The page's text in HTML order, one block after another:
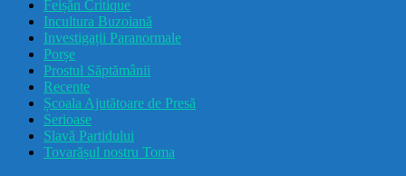
Feișăn Critique
Incultura Buzoiană
Investigații Paranormale
Porșe
Prostul Săptămânii
Recente
Școala Ajutătoare de Presă
Serioase
Slavă Partidului
Tovarășul nostru Toma